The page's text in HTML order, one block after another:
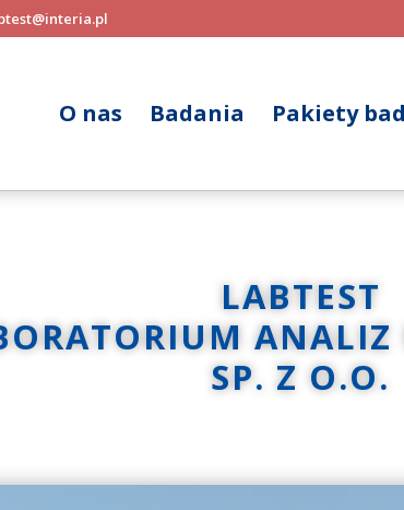
O nas Badania Pakiety
LABTEST
ANALIZ
SP. Z O.O.